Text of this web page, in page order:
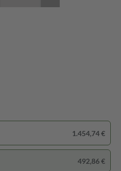
1.454,74 €
492,86 €